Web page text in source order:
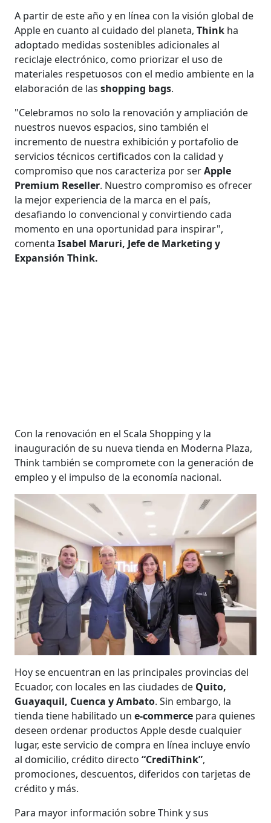
A partir de este año y en línea con la visión global de
Apple en cuanto al cuidado del planeta,Think ha
adoptado medidas sostenibles adicionales al
reciclaje electrónico, como priorizar el uso de
materiales respetuosos con el medio ambiente en la
elaboración de las shopping bags.
"Celebramos no solo la renovación y ampliación de
nuestros nuevos espacios, sino también el
incremento de nuestra exhibición y portafolio de
servicios técnicos certificados con la calidad y
compromiso que nos caracteriza por serApple
Premium Reseller. Nuestro compromiso es ofrecer
la mejor experiencia de la marca en el país,
desafiando lo convencional y convirtiendo cada
momento en una oportunidad para inspirar",
comentaIsabel Maruri, Jefe de Marketing y
Expansión Think.
Con la renovación en el Scala Shopping y la
inauguración de su nueva tienda en Moderna Plaza,
Think también se compromete con la generación de
empleo y el impulso de la economía nacional.
Hoy se encuentran en las principales provincias del
Ecuador, con locales en las ciudades de Quito,
Guayaquil, Cuenca y Ambato. Sin embargo, la
tienda tiene habilitado un e-commerce para quienes
deseen ordenar productos Apple desde cualquier
lugar, este servicio de compra en línea incluye envío
al domicilio, crédito directo“CrediThink”,
promociones, descuentos, diferidos con tarjetas de
crédito y más.
Para mayor información sobre Think y sus